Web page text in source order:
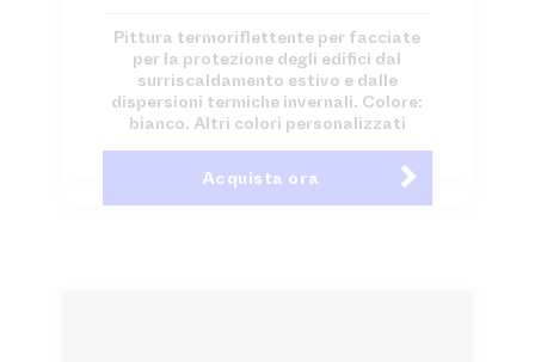
Pittura termoriflettente per facciate
per la protezione degli edifici dal
surriscaldamento estivo e dalle
dispersioni termiche invernali. Colore:
bianco. Altri colori personalizzati
Acquista ora